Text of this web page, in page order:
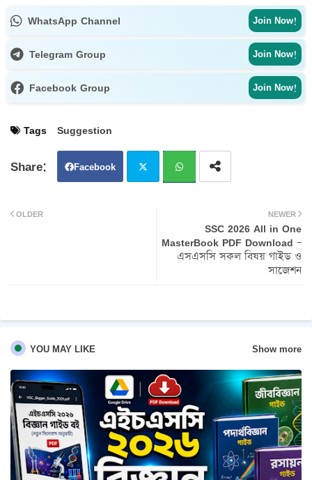
WhatsApp Channel Join Now!
Telegram Group Join Now!
Facebook Group Join Now!
Tags Suggestion
Facebook
pp
NEWER
SSC 2026 All in One
MasterBook PDF Download –
এসএসসি সকল বিষয় গাইড ও
সাজেশন
OLDER
YOU MAY LIKE Show more